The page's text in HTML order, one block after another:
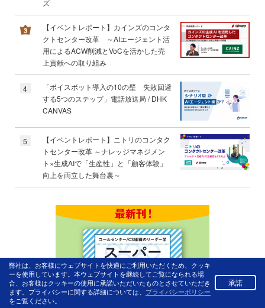
ズ
【イベントレポート】カインズのコンタ
クトセンター改革 ～AIエージェント活
用によるACW削減とVoCを活かした売
上貢献への取り組み
4
「ボイスボット導入の10の壁 失敗回避
する5つのステップ」電話放送局 / DHK
CANVAS
5
【イベントレポート】ニトリのコンタク
トセンター改革 ～ナレッジマネジメン
ト×生成AIで「生産性」と「顧客体験」
向上を両立した舞台裏～
弊社は、お客様にウェブサイトを快適にご利用いただくため、クッキ
ーを使用しています。本ウェブサイトを継続してご覧になられる場
合、お客様はクッキーの使用に承諾いただいたものとさせていただき
ます。プライバシーに関する詳細については、 プライバシーポリシー
をご覧ください。
承諾